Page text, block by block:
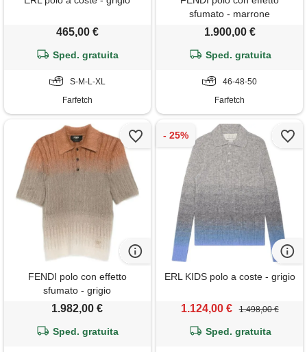
465,00 €
Sped. gratuita
S-M-L-XL
Farfetch
sfumato - marrone
1.900,00 €
Sped. gratuita
46-48-50
Farfetch
FENDI polo con effetto
sfumato - grigio
1.982,00 €
Sped. gratuita
ERL KIDS polo a coste - grigio
1.124,00 € 1.498,00 €
Sped. gratuita